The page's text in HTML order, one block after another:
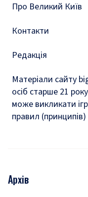
Про Великий Київ
Контакти
Редакція
Матеріали сайту
осіб старше 21
може викликати
правил (принципів)
Архів